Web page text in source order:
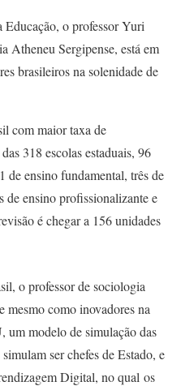
o professor Yuri
Atheneu Sergipense, está em
brasileiros na solenidade de
com maior taxa de
318 escolas estaduais, 96
de ensino fundamental, três de
de ensino profissionalizante e
é chegar a 156 unidades
o professor de sociologia
mesmo como inovadores na
um modelo de simulação das
ser chefes de Estado, e
Digital, no qual os